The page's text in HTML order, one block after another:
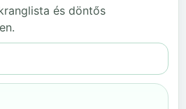
és döntős